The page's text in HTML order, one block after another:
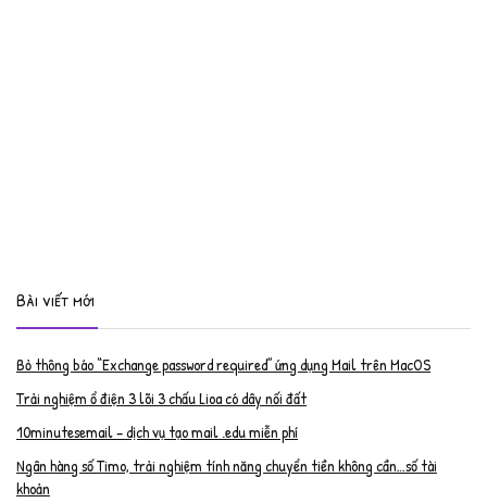
Bài viết mới
Bỏ thông báo “Exchange password required” ứng dụng Mail trên MacOS
Trải nghiệm ổ điện 3 lõi 3 chấu Lioa có dây nối đất
10minutesemail – dịch vụ tạo mail .edu miễn phí
Ngân hàng số Timo, trải nghiệm tính năng chuyển tiền không cần…số tài
khoản